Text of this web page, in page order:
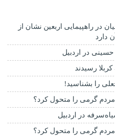
راهپیمایی اربعین نشان از
دارد
حسینی در اردبیل
کربلا رسیدند
را بشناسید!
مردم گرمی را متحول کرد؟
مردم گرمی را متحول کرد؟